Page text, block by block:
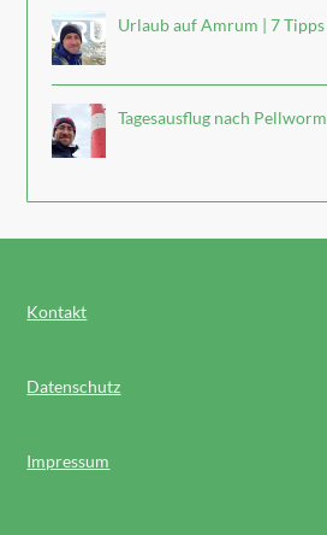
Urlaub auf Amrum | 7 Tipps
Tagesausflug nach Pellworm
Kontakt
Datenschutz
Impressum